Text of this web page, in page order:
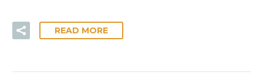
READ MORE